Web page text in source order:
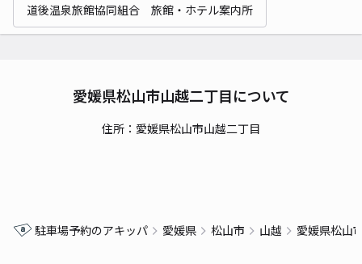
道後温泉旅館協同組合 旅館・ホテル案内所
愛媛県松山市山越二丁目について
住所：愛媛県松山市山越二丁目
駐車場予約のアキッパ 愛媛県 松山市 山越 愛媛県松山